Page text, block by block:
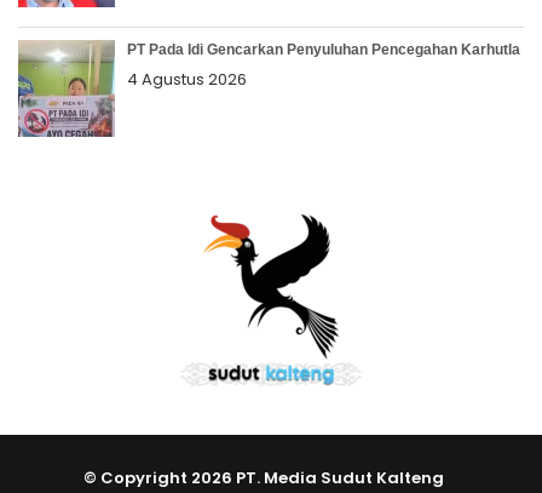
PT Pada Idi Gencarkan Penyuluhan Pencegahan Karhutla
4 Agustus 2026
© Copyright 2026 PT. Media Sudut Kalteng